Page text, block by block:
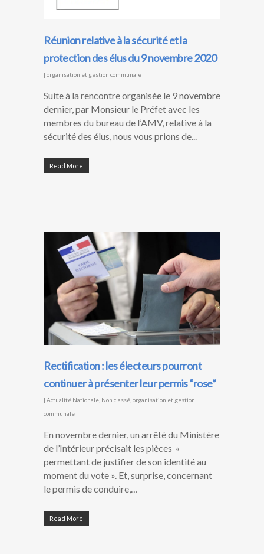
Réunion relative à la sécurité et la
protection des élus du 9 novembre 2020
| organisation et gestion communale
Suite à la rencontre organisée le 9 novembre
dernier, par Monsieur le Préfet avec les
membres du bureau de l’AMV, relative à la
sécurité des élus, nous vous prions de...
Read More
Rectification : les électeurs pourront
continuer à présenter leur permis “rose”
| Actualité Nationale Non classé organisation et gestion
communale
En novembre dernier, un arrêté du Ministère
de l’Intérieur précisait les pièces «
permettant de justifier de son identité au
moment du vote ». Et, surprise, concernant
le permis de conduire,…
Read More